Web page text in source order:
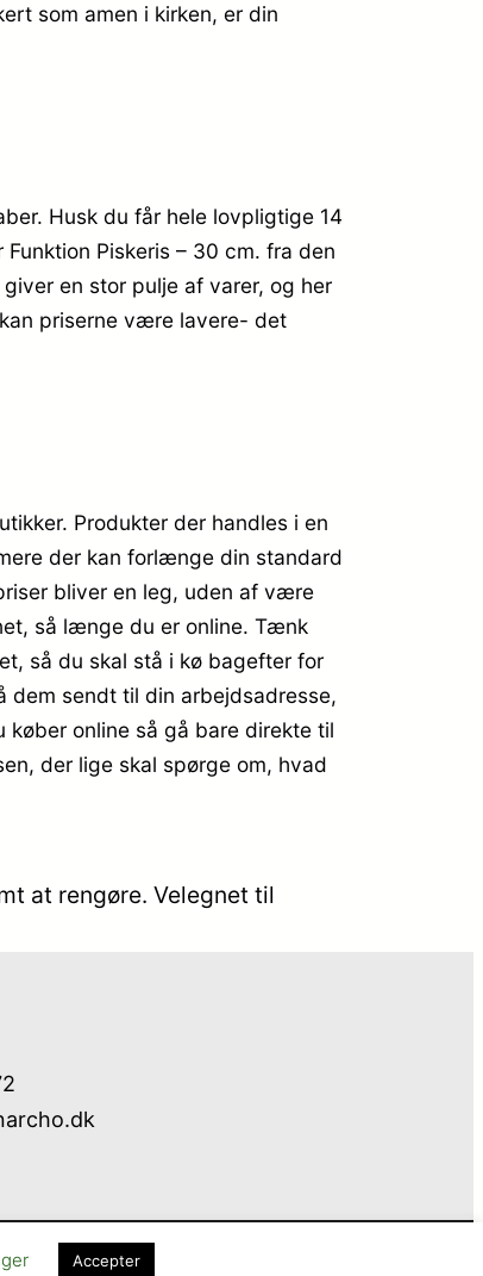
som amen i kirken, er din
Husk du får hele lovpligtige 14
Piskeris – 30 cm. fra den
en stor pulje af varer, og her
priserne være lavere- det
Produkter der handles i en
der kan forlænge din standard
bliver en leg, uden af være
så længe du er online. Tænk
så du skal stå i kø bagefter for
sendt til din arbejdsadresse,
online så gå bare direkte til
der lige skal spørge om, hvad
at rengøre. Velegnet til
Cookie- og privatlivspolitik
Accepter